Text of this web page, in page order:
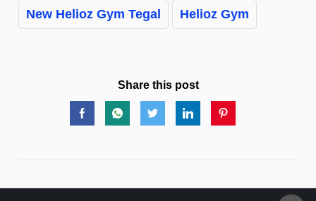
New Helioz Gym Tegal Helioz Gym
Share this post